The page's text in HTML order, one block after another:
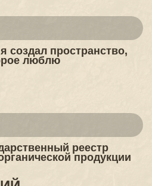
создал пространство,
люблю
реестр
продукции